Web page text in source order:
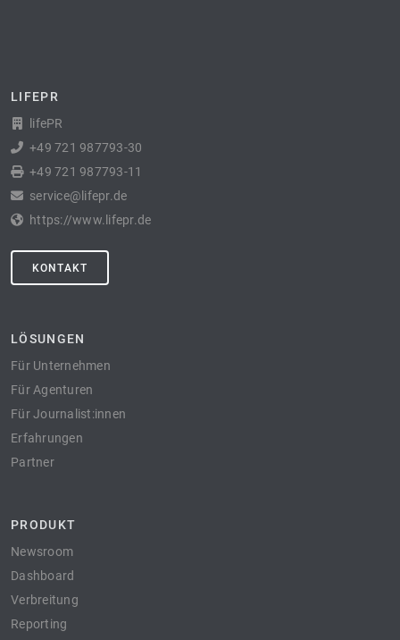
LIFEPR
lifePR
+49 721 987793-30
+49 721 987793-11
service@lifepr.de
https://www.lifepr.de
KONTAKT
LÖSUNGEN
Für Unternehmen
Für Agenturen
Für Journalist:innen
Erfahrungen
Partner
PRODUKT
Newsroom
Dashboard
Verbreitung
Reporting